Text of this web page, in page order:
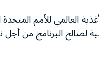
العالمي للأمم
لصالح البرنامج من أجل